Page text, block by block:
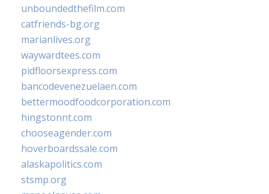
unboundedthefilm.com
catfriends-bg.org
marianlives.org
waywardtees.com
pidfloorsexpress.com
bancodevenezuelaen.com
bettermoodfoodcorporation.com
hingstonnt.com
chooseagender.com
hoverboardssale.com
alaskapolitics.com
stsmp.org